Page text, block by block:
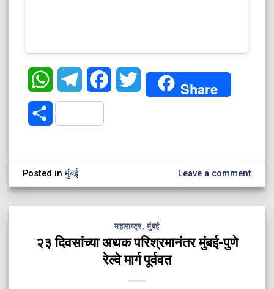
WhatsAppTelegramFacebookTwitter Share
Share
Posted inमुंबई Leave a comment
महाराष्ट्र,मुंबई
२३ दिवसांच्या अथक परिश्रमानंतर मुंबई-पुणे
रेल्वे मार्ग पूर्ववत